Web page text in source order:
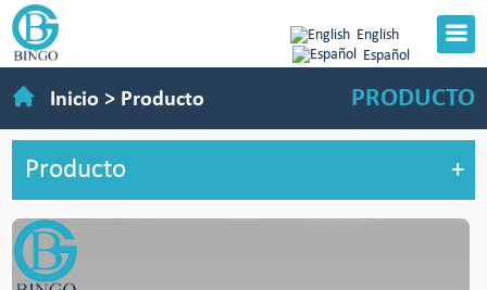
English
Español
Inicio > Producto PRODUCTO
Producto +